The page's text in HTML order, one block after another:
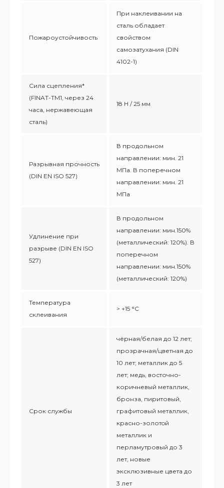
Пожароустойчивость
При наклеивании на
сталь обладает
свойством
самозатухания (DIN
4102-1)
Сила сцепления*
(FINAT-TM1, через 24
часа, нержавеющая
сталь)
18 Н / 25 мм
Разрывная прочность
(DIN EN ISO 527)
В продольном
направлении: мин. 21
МПа. В поперечном
направлении: мин. 21
МПа
Удлинение при
разрыве (DIN EN ISO
527)
В продольном
направлении: мин.150%
(металлический: 120%). В
поперечном
направлении: мин.150%
(металлический: 120%)
Температура
склеивания
> +15 °C
Срок службы
чёрная/белая до 12 лет;
прозрачная/цветная до
10 лет; металлик до 5
лет; медь, восточно-
коричневый металлик,
бронза, пиритовый,
графитовый металлик,
красно-золотoй
металлик и
перламутровый до 3
лет, новые
эксклюзивные цвета до
3 лет